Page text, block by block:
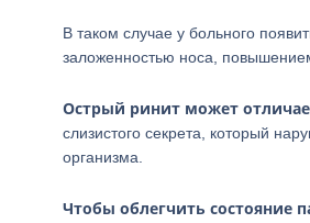
В таком случае у больного
заложенностью носа,
Острый ринит может
слизистого секрета, который
организма.
Чтобы облегчить состояние